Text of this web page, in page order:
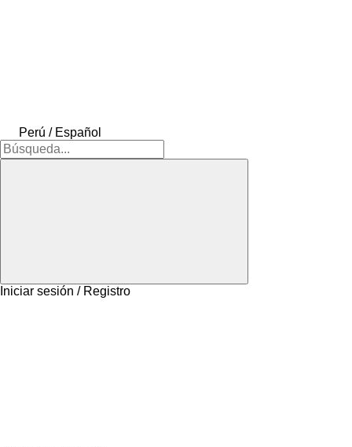
Perú / Español
Iniciar sesión / Registro